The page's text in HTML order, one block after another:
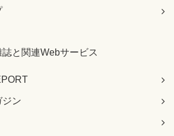
と関連Webサービス
ジン